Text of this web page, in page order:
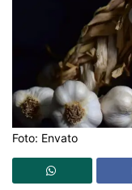
Foto: Envato